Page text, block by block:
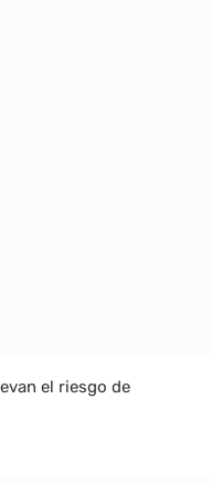
el riesgo de